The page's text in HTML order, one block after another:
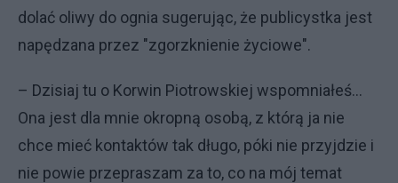
dolać oliwy do ognia sugerując, że publicystka jest
napędzana przez "zgorzknienie życiowe".
– Dzisiaj tu o Korwin Piotrowskiej wspomniałeś...
Ona jest dla mnie okropną osobą, z którą ja nie
chce mieć kontaktów tak długo, póki nie przyjdzie i
nie powie przepraszam za to, co na mój temat